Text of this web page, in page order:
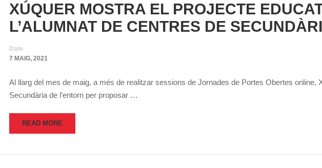
XÚQUER MOSTRA EL PROJECTE
L’ALUMNAT DE CENTRES DE
Date
7 MAIG, 2021
Al llarg del mes de maig, a més de realitzar sessions de Jornades de Portes Obertes online,
Secundària de l’entorn per proposar …
READ MORE